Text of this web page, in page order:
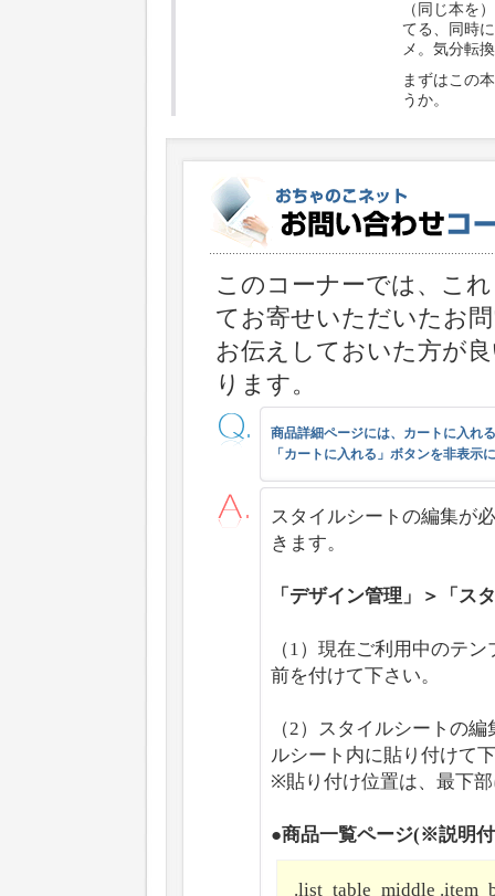
（同じ本を
てる、同時
メ。気分転
まずはこの
うか。
このコーナーでは、こ
てお寄せいただいたお
お伝えしておいた方が
ります。
商品詳細ページには、カートに入れ
「カートに入れる」ボタンを非表示
スタイルシートの編集が
きます。
「デザイン管理」＞「ス
（1）現在ご利用中のテ
前を付けて下さい。
（2）スタイルシートの
ルシート内に貼り付けて
※貼り付け位置は、最下
●商品一覧ページ(※説明
.list_table_middle